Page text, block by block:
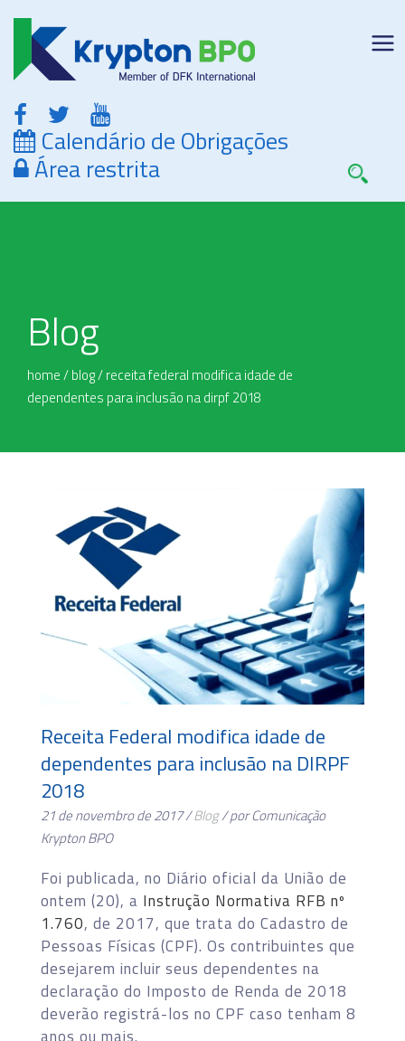
Calendário de Obrigações
Área restrita
Blog
home/blog/receita federal modifica idade de
dependentes para inclusão na dirpf 2018
Receita Federal modifica idade de
dependentes para inclusão na DIRPF
2018
21 de novembro de 2017 /Blog/ por Comunicação
Krypton BPO
Foi publicada, no Diário oficial da União de
ontem (20), a Instrução Normativa RFB nº
1.760, de 2017, que trata do Cadastro de
Pessoas Físicas (CPF). Os contribuintes que
desejarem incluir seus dependentes na
declaração do Imposto de Renda de 2018
deverão registrá-los no CPF caso tenham 8
anos ou mais.